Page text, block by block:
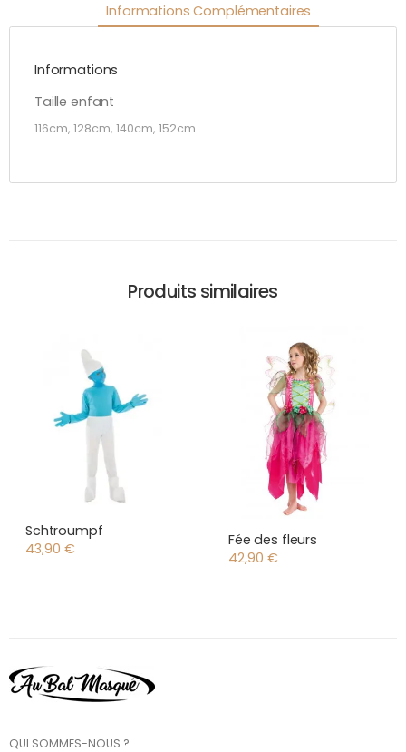
Informations Complémentaires
Informations
Taille enfant
116cm, 128cm, 140cm, 152cm
Produits similaires
Schtroumpf
43,90 €
Fée des fleurs
42,90 €
QUI SOMMES-NOUS ?